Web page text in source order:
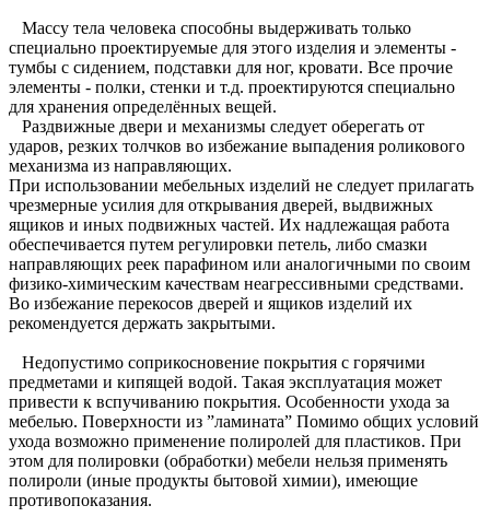
Массу тела человека способны выдерживать только
специально проектируемые для этого изделия и элементы -
тумбы с сидением, подставки для ног, кровати. Все прочие
элементы - полки, стенки и т.д. проектируются специально
для хранения определённых вещей.
Раздвижные двери и механизмы следует оберегать от
ударов, резких толчков во избежание выпадения роликового
механизма из направляющих.
При использовании мебельных изделий не следует прилагать
чрезмерные усилия для открывания дверей, выдвижных
ящиков и иных подвижных частей. Их надлежащая работа
обеспечивается путем регулировки петель, либо смазки
направляющих реек парафином или аналогичными по своим
физико-химическим качествам неагрессивными средствами.
Во избежание перекосов дверей и ящиков изделий их
рекомендуется держать закрытыми.
Недопустимо соприкосновение покрытия с горячими
предметами и кипящей водой. Такая эксплуатация может
привести к вспучиванию покрытия. Особенности ухода за
мебелью. Поверхности из ”ламината” Помимо общих условий
ухода возможно применение полиролей для пластиков. При
этом для полировки (обработки) мебели нельзя применять
полироли (иные продукты бытовой химии), имеющие
противопоказания.